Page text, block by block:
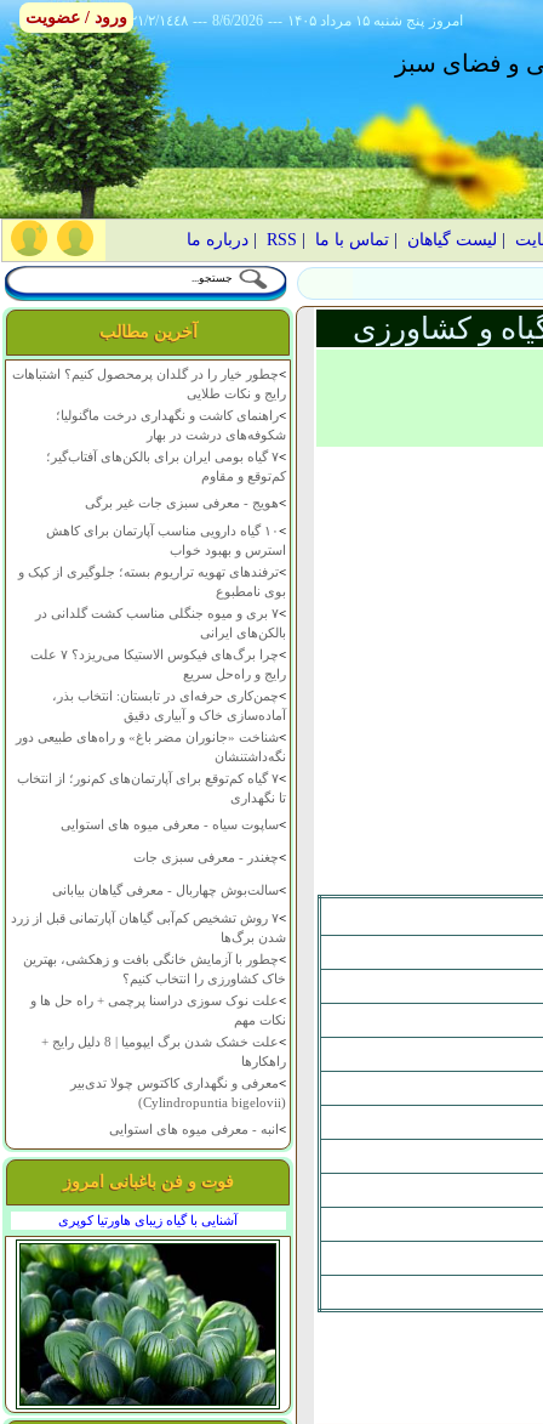
٢١/٢/١٤٤٨ --- 8/6/2026 --- ۱۴۰۵ پنج شنبه ۱۵ مرداد امروز
و فضای سبز
لیست گیاهان |تماس با ما RSS
|درباره ما
آخرین مطالب
>چطور خیار را در گلدان پرمحصول کنیم؟ اشتباهات
رایج و نکات طلایی
>راهنمای کاشت و نگهداری درخت ماگنولیا؛
شکوفه‌های درشت در بهار
>
۷ گیاه بومی ایران برای بالکن‌های آفتاب‌گیر؛
کم‌توقع و مقاوم
>هویج - معرفی سبزی جات غیر برگی
>
۱۰ گیاه دارویی مناسب آپارتمان برای کاهش
استرس و بهبود خواب
>ترفندهای تهویه تراریوم بسته؛ جلوگیری از کپک و
بوی نامطبوع
>
۷ بری و میوه جنگلی مناسب کشت گلدانی در
بالکن‌های ایرانی
>
چرا برگ‌های فیکوس الاستیکا می‌ریزد؟ ۷ علت
رایج و راه‌حل سریع
>چمن‌کاری حرفه‌ای در تابستان: انتخاب بذر،
آماده‌سازی خاک و آبیاری دقیق
>شناخت «جانوران مضر باغ» و راه‌های طبیعی دور
نگه‌داشتنشان
>
۷ گیاه کم‌توقع برای آپارتمان‌های کم‌نور؛ از انتخاب
تا نگهداری
>ساپوت سیاه - معرفی میوه های استوایی
>چغندر - معرفی سبزی جات
>سالت‌بوش چهاربال - معرفی گیاهان بیابانی
>
۷ روش تشخیص کم‌آبی گیاهان آپارتمانی قبل از زرد
شدن برگ‌ها
>چطور با آزمایش خانگی بافت و زهکشی، بهترین
خاک کشاورزی را انتخاب کنیم؟
>علت نوک سوزی دراسنا پرچمی + راه حل ها و
نکات مهم
>
علت خشک شدن برگ ایپومیا | 8 دلیل رایج +
راهکارها
>معرفی و نگهداری کاکتوس چولا تدی‌بیر
(Cylindropuntia bigelovii)
>انبه - معرفی میوه های استوایی
فوت و فن باغبانی امروز
آشنایی با گیاه زیبای هاورتیا کوپری
و کشاورزی
ورود / عضویت